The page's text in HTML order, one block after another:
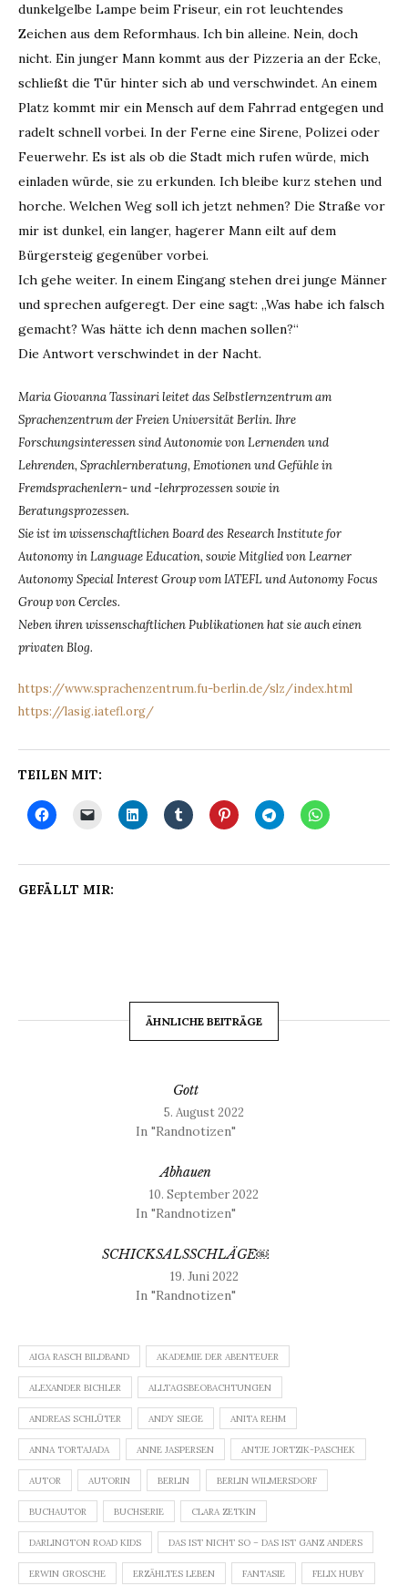
dunkelgelbe Lampe beim Friseur, ein rot leuchtendes
Zeichen aus dem Reformhaus. Ich bin alleine. Nein, doch
nicht. Ein junger Mann kommt aus der Pizzeria an der Ecke,
schließt die Tür hinter sich ab und verschwindet. An einem
Platz kommt mir ein Mensch auf dem Fahrrad entgegen und
radelt schnell vorbei. In der Ferne eine Sirene, Polizei oder
Feuerwehr. Es ist als ob die Stadt mich rufen würde, mich
einladen würde, sie zu erkunden. Ich bleibe kurz stehen und
horche. Welchen Weg soll ich jetzt nehmen? Die Straße vor
mir ist dunkel, ein langer, hagerer Mann eilt auf dem
Bürgersteig gegenüber vorbei.
Ich gehe weiter. In einem Eingang stehen drei junge Männer
und sprechen aufgeregt. Der eine sagt: „Was habe ich falsch
gemacht? Was hätte ich denn machen sollen?“
Die Antwort verschwindet in der Nacht.
Maria Giovanna Tassinari leitet das Selbstlernzentrum am
Sprachenzentrum der Freien Universität Berlin. Ihre
Forschungsinteressen sind Autonomie von Lernenden und
Lehrenden, Sprachlernberatung, Emotionen und Gefühle in
Fremdsprachenlern- und -lehrprozessen sowie in
Beratungsprozessen.
Sie ist im wissenschaftlichen Board des Research Institute for
Autonomy in Language Education, sowie Mitglied von Learner
Autonomy Special Interest Group vom IATEFL und Autonomy Focus
Group von Cercles.
Neben ihren wissenschaftlichen Publikationen hat sie auch einen
privaten Blog.
https://www.sprachenzentrum.fu-berlin.de/slz/index.html
https://lasig.iatefl.org/
TEILEN MIT:
GEFÄLLT MIR:
ÄHNLICHE BEITRÄGE
Gott
5. August 2022
In "Randnotizen"
Abhauen
10. September 2022
In "Randnotizen"
SCHICKSALSSCHLÄGE￼
19. Juni 2022
In "Randnotizen"
AIGA RASCH BILDBAND AKADEMIE DER ABENTEUER
ALEXANDER BICHLER ALLTAGSBEOBACHTUNGEN
ANDREAS SCHLÜTER ANDY SIEGE ANITA REHM
ANNA TORTAJADA ANNE JASPERSEN ANTJE JORTZIK-PASCHEK
AUTOR AUTORIN BERLIN BERLIN WILMERSDORF
BUCHAUTOR BUCHSERIE CLARA ZETKIN
DARLINGTON ROAD KIDS DAS IST NICHT SO – DAS IST GANZ ANDERS
ERWIN GROSCHE ERZÄHLTES LEBEN FANTASIE FELIX HUBY